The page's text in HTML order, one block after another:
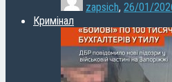
zapsich, 26/01/
Кримінал